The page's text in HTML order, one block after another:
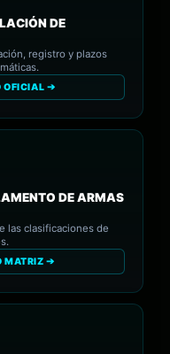
DE
registro y plazos
OFICIAL ➔
DE ARMAS
las clasificaciones de
MATRIZ ➔